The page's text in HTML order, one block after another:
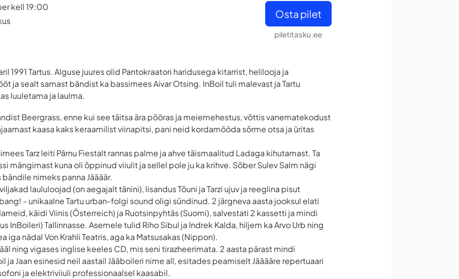
kell 19:00
Osta pilet
piletitasku.ee
1991 Tartus. Alguse juures olid Pantokraatori haridusega kitarrist, helilooja ja
ja sealt samast bändist ka bassimees Aivar Otsing. InBoil tuli malevast ja Tartu
luuletama ja laulma.
Beergrass, enne kui see täitsa ära pööras ja meiemehestus, võttis vanematekodust
kaasa kaks keraamilist viinapitsi, pani neid kordamööda sõrme otsa ja üritas
Tarz leiti Pärnu Fiestalt rannas palme ja ahve täismaalitud Ladaga kihutamast. Ta
mängimast kuna oli õppinud viiulit ja sellel pole ju ka krihve. Sõber Sulev Salm nägi
nimeks panna Jäääär.
laululoojad (on aegajalt tänini), lisandus Tõuni ja Tarzi ujuv ja reeglina pisut
- unikaalne Tartu urban-folgi sound oligi sündinud. 2 järgneva aasta jooksul elati
käidi Viinis (Österreich) ja Ruotsinpyhtäs (Suomi), salvestati 2 kassetti ja mindi
InBoileri) Tallinnasse. Asemele tulid Riho Sibul ja Indrek Kalda, hiljem ka Arvo Urb ning
iga nädal Von Krahli Teatris, aga ka Matsusakas (Nippon).
ning vigases inglise keeles CD, mis seni tirazheerimata. 2 aasta pärast mindi
ja Jaan esinesid neil aastail Jääboileri nime all, esitades peamiselt Jääääre repertuaari
ja elektriviiuli professionaalsel kaasabil.